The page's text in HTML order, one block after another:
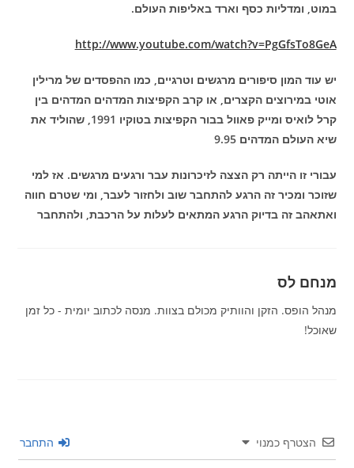
במוט, ומדליות כסף וארד באליפות העולם.
http://www.youtube.com/watch?v=PgGfsTo8GeA
יש עוד המון סיפורים מרגשים וטרגיים, כמו ההפסדים של מרילין
אוטי במירוצים הקצרים, או קרב הקפיצות המדהים המדהים בין
קרל לואיס ומייק פאוול בבור הקפיצות בטוקיו 1991, שהוליד את
שיא העולם המדהים 9.95
עבורי זו הייתה רק הצצה לזיכרונות עבר ורגעים מרגשים. אז למי
שזוכר ומכיר זה הרגע להתחבר שוב ולחזור לעבר, ומי שטרם חווה
ואתאהב זה בדיוק הרגע המתאים לעלות על הרכבת, ולהתחבר
מנחם לס
מנהל הופס. הזקן והוותיק מכולם בצוות. מנסה לכתוב יומית - כל זמן
שאוכל!
הצטרף כמנוי התחבר